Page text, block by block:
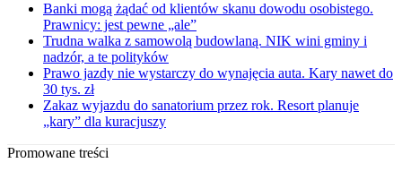
Banki mogą żądać od klientów skanu dowodu osobistego.
Prawnicy: jest pewne „ale”
Trudna walka z samowolą budowlaną. NIK wini gminy i
nadzór, a te polityków
Prawo jazdy nie wystarczy do wynajęcia auta. Kary nawet do
30 tys. zł
Zakaz wyjazdu do sanatorium przez rok. Resort planuje
„kary” dla kuracjuszy
Promowane treści